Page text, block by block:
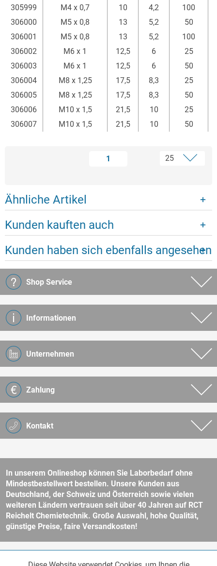
305999
M4 x 0,7 10 4,2 100
306000
M5 x 0,8 13 5,2 50
306001
M5 x 0,8 13 5,2 100
306002
M6 x 1 12,5 6 25
306003
M6 x 1 12,5 6 50
306004
M8 x 1,25 17,5 8,3 25
306005
M8 x 1,25 17,5 8,3 50
306006
M10 x 1,5 21,5 10 25
306007
M10 x 1,5 21,5 10 50
1
Ähnliche Artikel
Kunden kauften auch
Kunden haben sich ebenfalls angesehen
Kontakt
Shop Service
Informationen
Unternehmen
Zahlung
In unserem Onlineshop können Sie Laborbedarf ohne
Mindestbestellwert bestellen. Unsere Kunden aus
Deutschland, der Schweiz und Österreich sowie vielen
weiteren Ländern vertrauen seit über 40 Jahren auf RCT
Reichelt Chemietechnik. Große Auswahl, hohe Qualität,
günstige Preise, faire Versandkosten!